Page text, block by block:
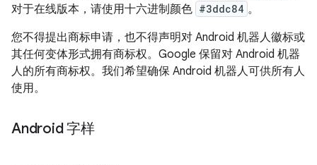
对于在线版本，请使用十六进制颜色 #3ddc84 。
您不得提出商标申请，也不得声明对 Android 机器人徽标或
其任何变体形式拥有商标权。Google 保留对 Android 机器
人的所有商标权。我们希望确保 Android 机器人可供所有人
使用。
Android 字样